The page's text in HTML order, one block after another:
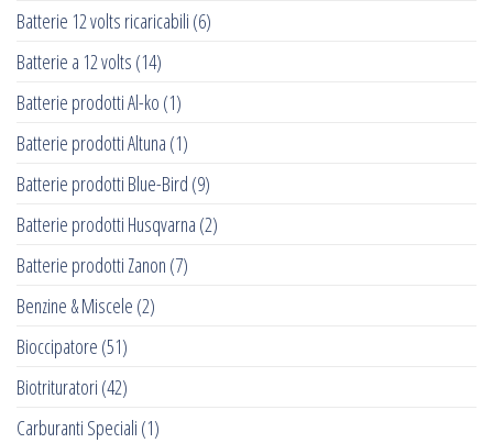
Batterie 12 volts ricaricabili (6)
Batterie a 12 volts (14)
Batterie prodotti Al-ko (1)
Batterie prodotti Altuna (1)
Batterie prodotti Blue-Bird (9)
Batterie prodotti Husqvarna (2)
Batterie prodotti Zanon (7)
Benzine & Miscele (2)
Bioccipatore (51)
Biotrituratori (42)
Carburanti Speciali (1)